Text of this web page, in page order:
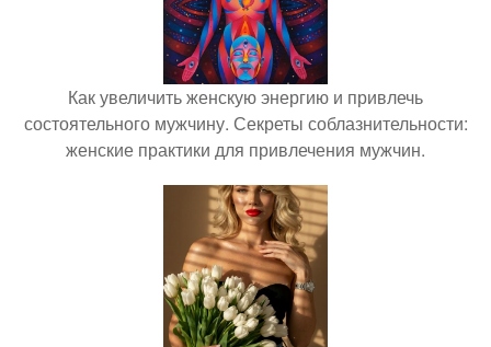
Как увеличить женскую энергию и привлечь
состоятельного мужчину. Секреты соблазнительности:
женские практики для привлечения мужчин.